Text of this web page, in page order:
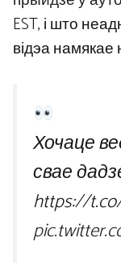
EST, і што
відэа намякае
Хочаце
свае
https://